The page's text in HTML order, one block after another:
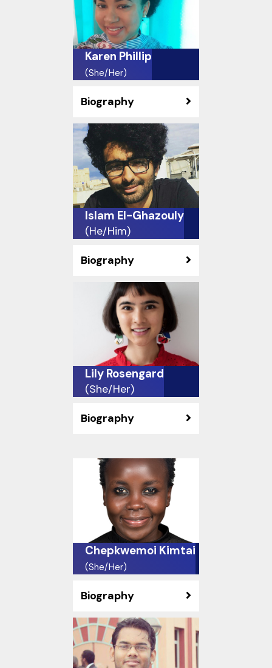
Karen Phillip
(She/Her)
Biography
Islam El-Ghazouly
(He/Him)
Biography
Lily Rosengard
(She/Her)
Biography
Chepkwemoi Kimtai
(She/Her)
Biography